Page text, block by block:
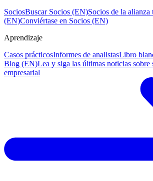
SociosBuscar Socios (EN)Socios de la alianza
(EN)Conviértase en Socios (EN)
Aprendizaje
Casos prácticosInformes de analistasLibro
Blog (EN)Lea y siga las últimas noticias sobre
empresarial